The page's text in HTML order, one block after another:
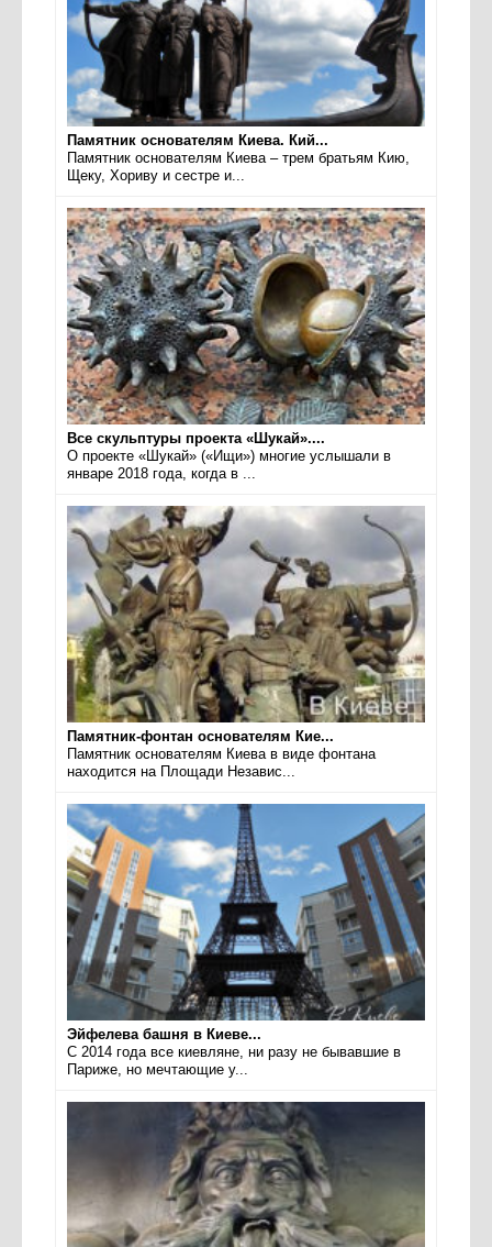
Памятник основателям Киева. Кий...
Памятник основателям Киева – трем братьям Кию,
Щеку, Хориву и сестре и...
Все скульптуры проекта «Шукай»....
О проекте «Шукай» («Ищи») многие услышали в
январе 2018 года, когда в ...
Памятник-фонтан основателям Кие...
Памятник основателям Киева в виде фонтана
находится на Площади Независ...
Эйфелева башня в Киеве...
С 2014 года все киевляне, ни разу не бывавшие в
Париже, но мечтающие у...